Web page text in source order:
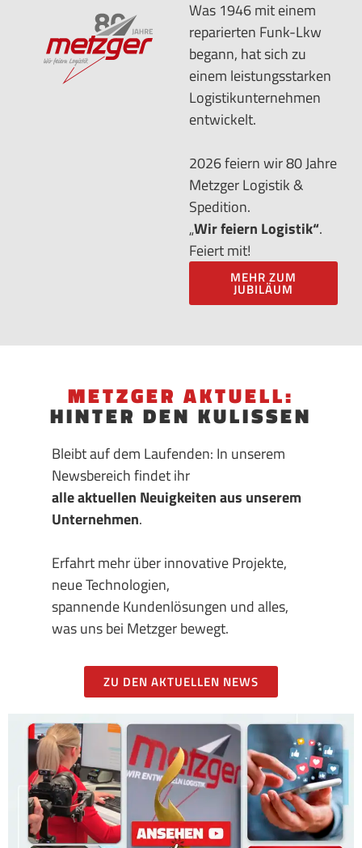
Was 1946 mit einem
reparierten Funk-Lkw
begann, hat sich zu
einem leistungsstarken
Logistikunternehmen
entwickelt.
2026 feiern wir 80 Jahre
Metzger Logistik &
Spedition.
„Wir feiern Logistik“.
Feiert mit!
MEHR ZUM
JUBILÄUM
METZGER AKTUELL:
HINTER DEN KULISSEN
Bleibt auf dem Laufenden: In unserem
Newsbereich findet ihr
alle aktuellen Neuigkeiten aus unserem
Unternehmen.
Erfahrt mehr über innovative Projekte,
neue Technologien,
spannende Kundenlösungen und alles,
was uns bei Metzger bewegt.
ZU DEN AKTUELLEN NEWS